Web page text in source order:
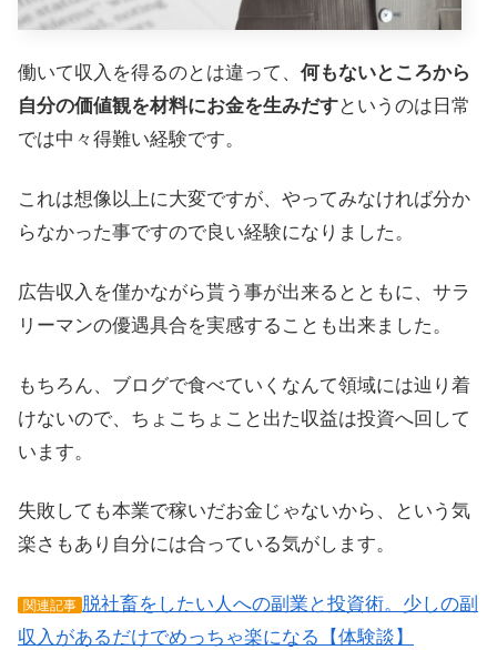
働いて収入を得るのとは違って、 何もないところから
自分の価値観を材料にお金を生みだすというのは日常
では中々得難い経験です。
これは想像以上に大変ですが、やってみなければ分か
らなかった事ですので良い経験になりました。
広告収入を僅かながら貰う事が出来るとともに、サラ
リーマンの優遇具合を実感することも出来ました。
もちろん、ブログで食べていくなんて領域には辿り着
けないので、ちょこちょこと出た収益は投資へ回して
います。
失敗しても本業で稼いだお金じゃないから、という気
楽さもあり自分には合っている気がします。
関連記事 脱社畜をしたい人への副業と投資術。少しの副
収入があるだけでめっちゃ楽になる【体験談】